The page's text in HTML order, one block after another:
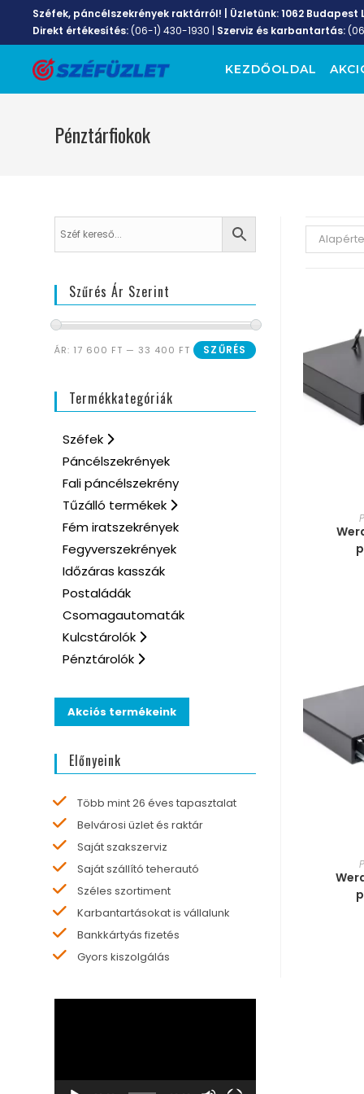
Széfek, páncélszekrények raktárról! | Üzletünk:1062 Budapest
Direkt értékesítés:(06-1) 430-1930 | Szerviz és karbantartás:
KEZDŐOLDAL
Pénztárfiokok
Szűrés Ár Szerint
SZŰRÉS
ÁR: 17 600 FT — 33 400 FT
Termékkategóriák
Széfek
Páncélszekrények
Fali páncélszekrény
Tűzálló termékek
Fém iratszekrények
Fegyverszekrények
Időzáras kasszák
Postaládák
Csomagautomaták
Kulcstárolók
Pénztárolók
Akciós termékeink
Előnyeink
Több mint 26 éves tapasztalat
Belvárosi üzlet és raktár
Saját szakszerviz
Saját szállító teherautó
Széles szortiment
Karbantartásokat is vállalunk
Bankkártyás fizetés
Gyors kiszolgálás